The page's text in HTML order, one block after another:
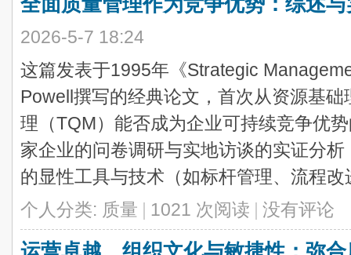
2026-5-7 18:24
这篇发表于1995年《Strategic
Powell撰写的经典论文，首次从资源基
理（TQM）能否成为企业可持续竞争优
家企业的问卷调研与实地访谈的实证分
的显性工具与技术（如标杆管理、流程改
个人分类: 质量 | 1021 次阅读 | 没有评论